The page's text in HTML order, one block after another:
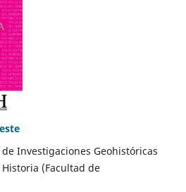
Investigaciones Geohistóricas
(Facultad de